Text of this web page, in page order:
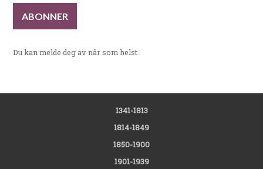
Du kan melde deg av når som helst.
1341-1813
1814-1849
1850-1900
1901-1939